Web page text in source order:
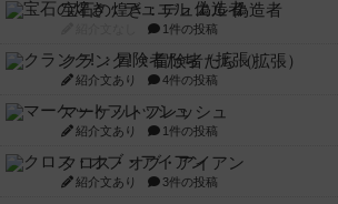
宝石の煌き：デュエル 偽造者
1件の投稿
クランク! ：冒険者たち（拡張）
紹介文あり 4件の投稿
マーケットフレッシュ
紹介文あり 1件の投稿
クロス・オブ・アイアン
紹介文あり 3件の投稿